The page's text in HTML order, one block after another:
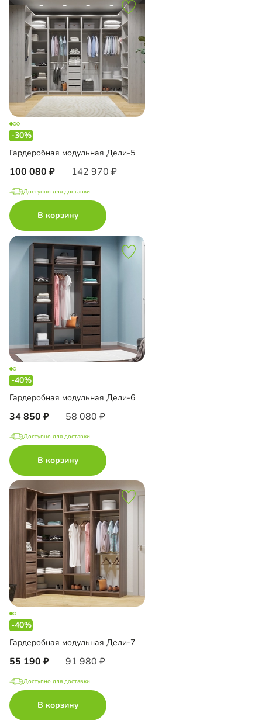
-30%
Гардеробная модульная Дели-5
100 080 142 970
Доступно для доставки
В корзину
-40%
Гардеробная модульная Дели-6
34 850 58 080
Доступно для доставки
В корзину
-40%
Гардеробная модульная Дели-7
55 190 91 980
Доступно для доставки
В корзину